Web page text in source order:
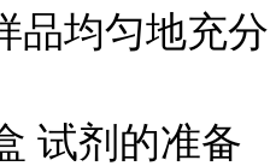
品均匀地充分
试剂的准备